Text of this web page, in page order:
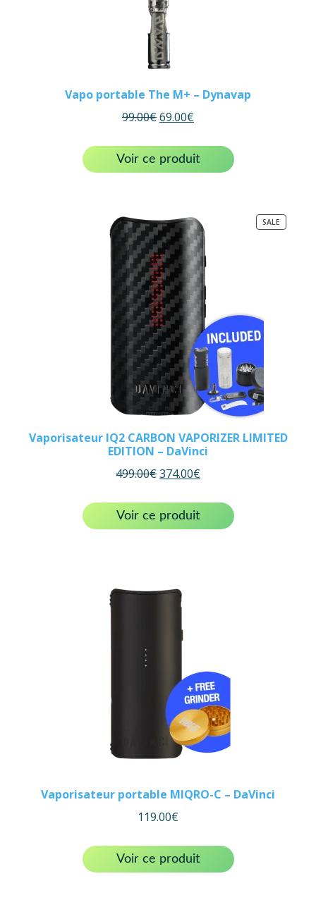
Vapo portable The M+ – Dynavap
99.00€69.00€
Voir ce produit
SALE
ON
Vaporisateur IQ2 CARBON VAPORIZER LIMITED
EDITION – DaVinci
499.00€374.00€
Voir ce produit
Vaporisateur portable MIQRO-C – DaVinci
119.00€
Voir ce produit